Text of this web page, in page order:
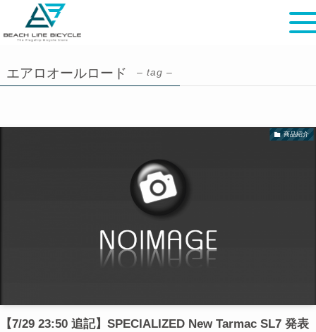
エアロオールロード – tag –
商品紹介
【7/29 23:50 追記】SPECIALIZED New Tarmac SL7 発表